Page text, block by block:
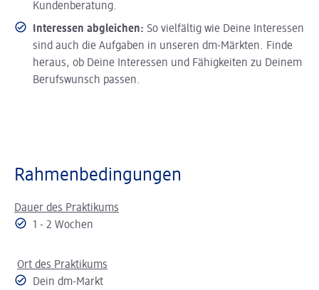
Kundenberatung.
Interessen abgleichen: So vielfältig wie Deine Interessen
sind auch die Aufgaben in unseren dm-Märkten. Finde
heraus, ob Deine Interessen und Fähigkeiten zu Deinem
Berufswunsch passen.
Rahmenbedingungen
Dauer des Praktikums
1 - 2 Wochen
Ort des Praktikums
Dein dm-Markt